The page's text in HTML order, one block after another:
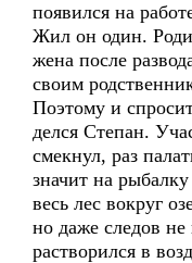
появился на
Жил он один.
жена после
своим
Поэтому и
делся Степан.
смекнул, раз
значит на
весь лес вокруг
но даже следов
растворился в